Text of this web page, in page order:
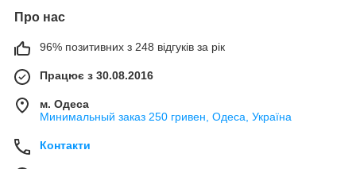
Про нас
96% позитивних з 248 відгуків за рік
Працює з 30.08.2016
м. Одеса
Минимальный заказ 250 гривен, Одеса, Україна
Контакти